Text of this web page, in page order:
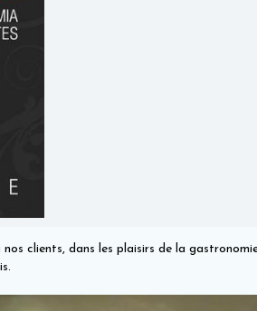
clients, dans les plaisirs de la